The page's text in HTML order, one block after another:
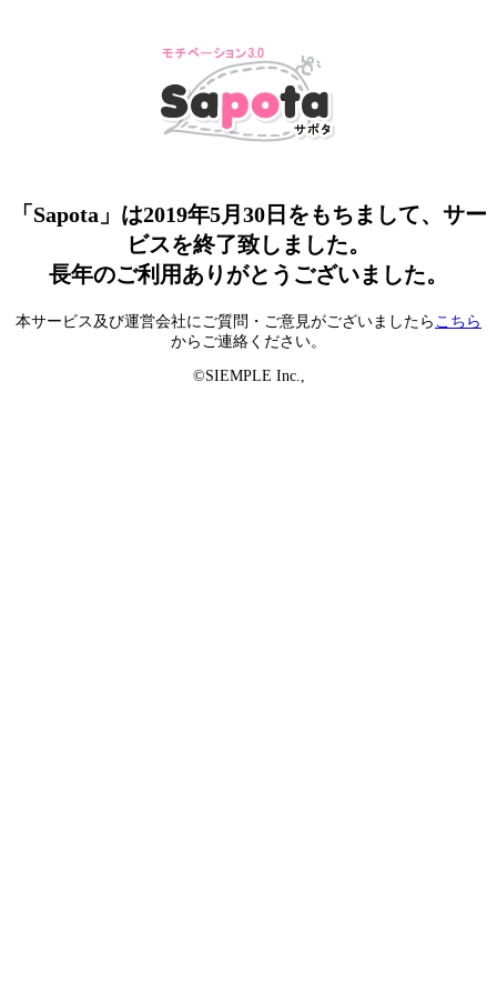
「Sapota」は2019年5月30日をもちまして、サー
ビスを終了致しました。
長年のご利用ありがとうございました。
本サービス及び運営会社にご質問・ご意見がございましたら こちら
からご連絡ください。
©SIEMPLE Inc.,